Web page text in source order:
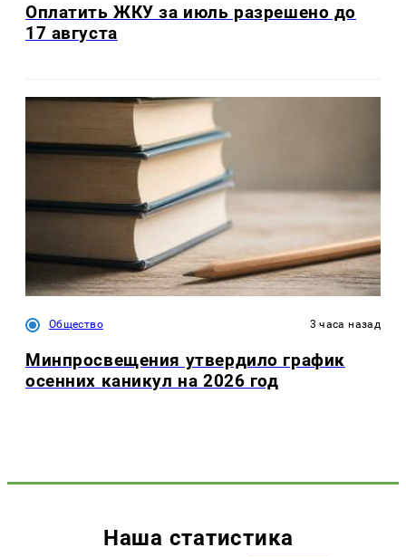
Оплатить ЖКУ за июль разрешено до
17 августа
Общество 3 часа назад
Минпросвещения утвердило график
осенних каникул на 2026 год
Наша статистика